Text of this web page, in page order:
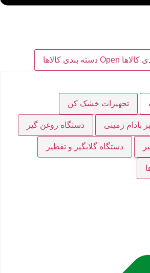
Open دسته بندی کالاها
تجهیزات خشک کن
بادام زمینی دستگاه روغن گیر
دستگاه گلابگیر و تقطیر